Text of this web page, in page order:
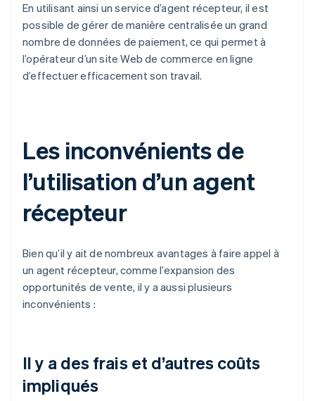
En utilisant ainsi un service d’agent récepteur, il est
possible de gérer de manière centralisée un grand
nombre de données de paiement, ce qui permet à
l’opérateur d’un site Web de commerce en ligne
d’effectuer efficacement son travail.
Les inconvénients de
l’utilisation d’un agent
récepteur
Bien qu’il y ait de nombreux avantages à faire appel à
un agent récepteur, comme l’expansion des
opportunités de vente, il y a aussi plusieurs
inconvénients :
Il y a des frais et d’autres coûts
impliqués